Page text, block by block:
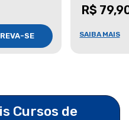
SE
R$
SAIBA MAIS
Cursos de